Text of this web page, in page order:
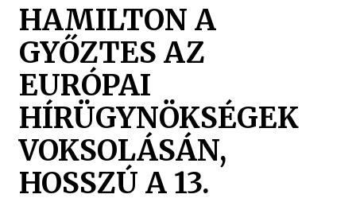
HAMILTON A
GYŐZTES AZ
EURÓPAI
HÍRÜGYNÖKSÉGEK
VOKSOLÁSÁN,
HOSSZÚ A 13.